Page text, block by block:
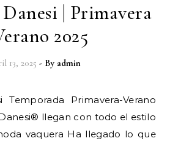
| Primavera
2025
13, 2025 - By admin
llegan con todo el estilo
vaquera Ha llegado lo que